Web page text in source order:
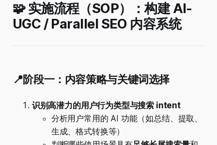
🧩 实施流程（SOP）：构建 AI-
UGC / Parallel SEO 内容系统
📍阶段一：内容策略与关键词选择
识别高潜力的用户行为类型与搜索 intent
分析用户常用的 AI 功能（如总结、提取、
生成、格式转换等）